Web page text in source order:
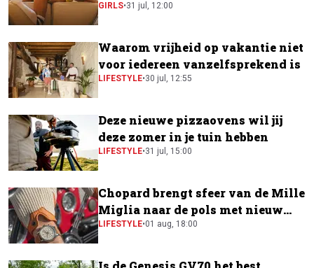
GIRLS•31 jul, 12:00
Waarom vrijheid op vakantie niet
voor iedereen vanzelfsprekend is
LIFESTYLE•30 jul, 12:55
Deze nieuwe pizzaovens wil jij
deze zomer in je tuin hebben
LIFESTYLE•31 jul, 15:00
Chopard brengt sfeer van de Mille
Miglia naar de pols met nieuw
horloge
LIFESTYLE•01 aug, 18:00